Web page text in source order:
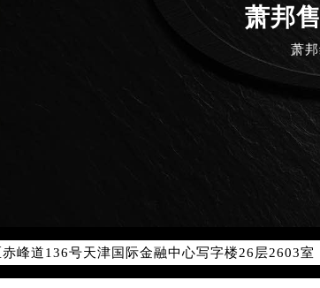
萧邦
萧
中国区售后服务网络优化升级公告
全国官方售后客户服务热线：400-885-0231
统一服务热线400-885-0231，服务覆盖中国大陆
售后服务中心最新网点地址：
建国门外大街甲6号华熙国际中心写字楼D座11层
东长安街1号东方广场写字楼W3座6层602室（需
赤峰道136号天津国际金融中心写字楼26层2603室
桥路3号港汇中心写字楼2座37层3705室（需提
京东路299号宏伊国际广场写字楼8层806室（需